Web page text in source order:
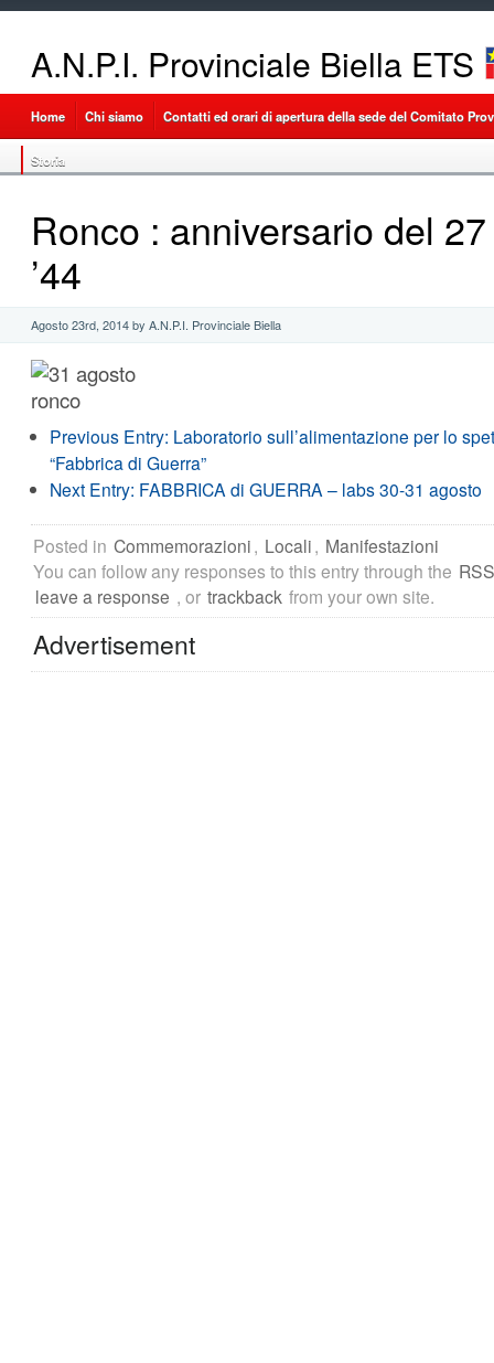
A.N.P.I. Provinciale Biella ETS
Home Chi siamo Contatti ed orari di apertura della sede del Comitato
Storia
Ronco : anniversario del
’44
Agosto 23rd, 2014 by A.N.P.I. Provinciale Biella
Previous Entry: Laboratorio sull’alimentazione per lo
“Fabbrica di Guerra”
Next Entry: FABBRICA di GUERRA – labs 30-31 agosto
Posted in Commemorazioni, Locali, Manifestazioni
You can follow any responses to this entry through the
leave a response , or trackback from your own site.
Advertisement